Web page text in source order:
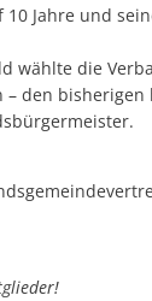
Jahre und
wählte die
den